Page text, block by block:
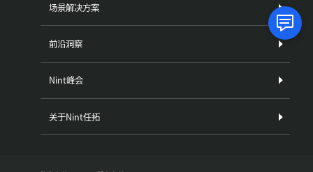
场景解决方案
前沿洞察
Nint峰会
关于Nint任拓